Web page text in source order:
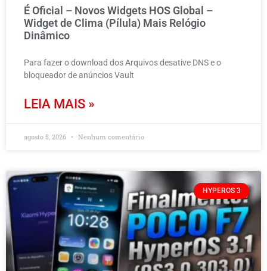
É Oficial – Novos Widgets HOS Global –
Widget de Clima (Pílula) Mais Relógio
Dinâmico
Para fazer o download dos Arquivos desative DNS e o
bloqueador de anúncios Vault
LEIA MAIS »
agosto 5, 2026 Nenhum comentário
HYPEROS 3